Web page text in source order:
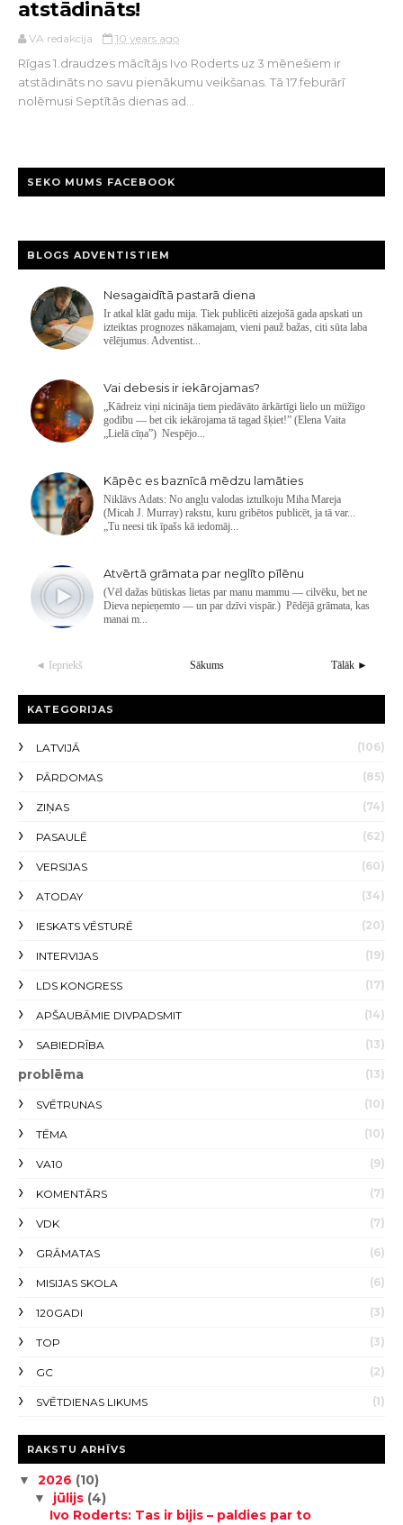
atstādināts!
VA redakcija 10 years ago
Rīgas 1.draudzes mācītājs Ivo Roderts uz 3 mēnešiem ir
atstādināts no savu pienākumu veikšanas. Tā 17.feburārī
nolēmusi Septītās dienas ad...
SEKO MUMS FACEBOOK
BLOGS ADVENTISTIEM
Nesagaidītā pastarā diena
Ir atkal klāt gadu mija. Tiek publicēti aizejošā gada apskati un
izteiktas prognozes nākamajam, vieni pauž bažas, citi sūta laba
vēlējumus. Adventist...
Vai debesis ir iekārojamas?
„Kādreiz viņi nicināja tiem piedāvāto ārkārtīgi lielo un mūžīgo
godību — bet cik iekārojama tā tagad šķiet!” (Elena Vaita
„Lielā cīņa”) Nespējo...
Kāpēc es baznīcā mēdzu lamāties
Niklāvs Adats: No angļu valodas iztulkoju Miha Mareja
(Micah J. Murray) rakstu, kuru gribētos publicēt, ja tā var...
„Tu neesi tik īpašs kā iedomāj...
Atvērtā grāmata par neglīto pīlēnu
(Vēl dažas būtiskas lietas par manu mammu — cilvēku, bet ne
Dieva nepieņemto — un par dzīvi vispār.) Pēdējā grāmata, kas
manai m...
◄ Iepriekš Tālāk ►
Sākums
KATEGORIJAS
LATVIJĀ (106)
PĀRDOMAS (85)
ZIŅAS (74)
PASAULĒ (62)
VERSIJAS (60)
ATODAY (34)
IESKATS VĒSTURĒ (20)
INTERVIJAS (19)
LDS KONGRESS (17)
APŠAUBĀMIE DIVPADSMIT (14)
SABIEDRĪBA (13)
problēma (13)
SVĒTRUNAS (10)
TĒMA (10)
VA10 (9)
KOMENTĀRS (7)
VDK (7)
GRĀMATAS (6)
MISIJAS SKOLA (6)
120GADI (3)
TOP (3)
GC (2)
SVĒTDIENAS LIKUMS (1)
RAKSTU ARHĪVS
▼ 2026 (10)
▼ jūlijs (4)
Ivo Roderts: Tas ir bijis – paldies par to